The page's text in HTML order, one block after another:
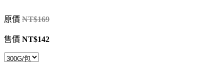
原價 NT$169
售價 NT$142